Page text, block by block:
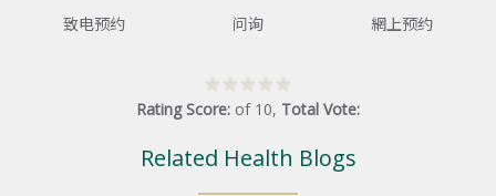
致电预约 问询 網上预约
Rating Score: of 10, Total Vote:
Related Health Blogs